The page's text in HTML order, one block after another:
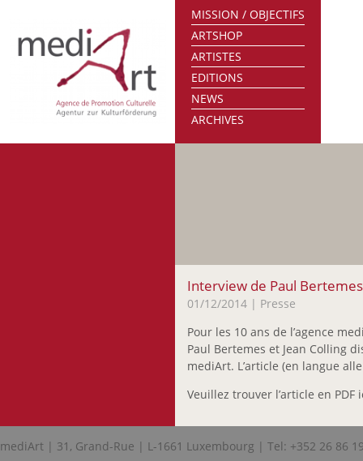
MISSION / OBJECTIFS
ARTSHOP
ARTISTES
EDITIONS
NEWS
ARCHIVES
Interview de Paul
01/12/2014 | Presse
Pour les 10 ans de l’agence
Paul Bertemes et Jean Colling
mediArt. L’article (en langue
Veuillez trouver l’article en PDF
mediArt | 31, Grand-Rue | L-1661 Luxembourg | Tel: +352 26 86